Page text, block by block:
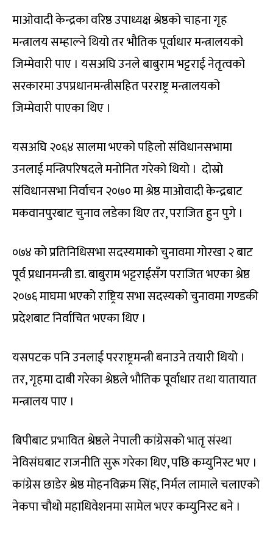
माओवादी केन्द्रका वरिष्ठ उपाध्यक्ष श्रेष्ठको चाहना गृह
मन्त्रालय सम्हाल्ने थियो तर भौतिक पूर्वाधार मन्त्रालयको
जिम्मेवारी पाए । यसअघि उनले बाबुराम भट्टराई नेतृत्वको
सरकारमा उपप्रधानमन्त्रीसहित परराष्ट्र मन्त्रालयको
जिम्मेवारी पाएका थिए ।
यसअघि २०६४ सालमा भएको पहिलो संविधानसभामा
उनलाई मन्त्रिपरिषदले मनोनित गरेको थियो । दोस्रो
संविधानसभा निर्वाचन २०७० मा श्रेष्ठ माओवादी केन्द्रबाट
मकवानपुरबाट चुनाव लडेका थिए तर, पराजित हुन पुगे ।
०७४ को प्रतिनिधिसभा सदस्यमाको चुनावमा गोरखा २ बाट
पूर्व प्रधानमन्त्री डा. बाबुराम भट्टराईसँग पराजित भएका श्रेष्ठ
२०७६ माघमा भएको राष्ट्रिय सभा सदस्यको चुनावमा गण्डकी
प्रदेशबाट निर्वाचित भएका थिए ।
यसपटक पनि उनलाई परराष्ट्रमन्त्री बनाउने तयारी थियो ।
तर, गृहमा दाबी गरेका श्रेष्ठले भौतिक पूर्वाधार तथा यातायात
मन्त्रालय पाए ।
बिपीबाट प्रभावित श्रेष्ठले नेपाली कांग्रेसको भातृ संस्था
नेविसंघबाट राजनीति सुरू गरेका थिए, पछि कम्युनिस्ट भए ।
कांग्रेस छाडेर श्रेष्ठ मोहनविक्रम सिंह, निर्मल लामाले चलाएको
नेकपा चौथो महाधिवेशनमा सामेल भएर कम्युनिस्ट बने ।